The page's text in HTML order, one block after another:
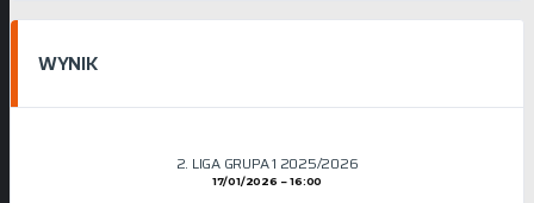
WYNIK
2. LIGA GRUPA 1 2025/2026
17/01/2026 16:00